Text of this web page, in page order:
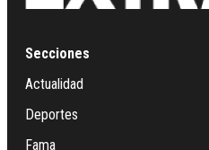
Secciones
Actualidad
Deportes
Fama